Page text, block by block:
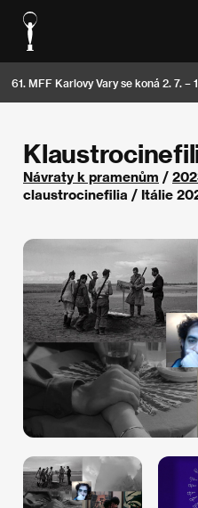
61. MFF Karlovy Vary se koná 2. 7. –
Návraty k pramenům /
claustrocinefilia / Itálie